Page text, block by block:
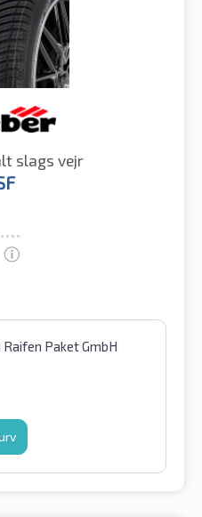
slags vejr
Paket GmbH